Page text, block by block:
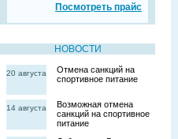
Посмотреть прайс
НОВОСТИ
20 августа
Отмена санкций на
спортивное питание
14 августа
Возможная отмена
санкций на спортивное
питание